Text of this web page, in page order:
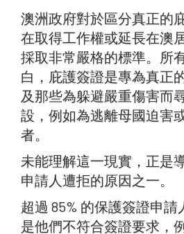
澳洲政府對於區分真正的
在取得工作權或延長在澳
採取非常嚴格的標準。所
白，庇護簽證是專為真正
及那些為躲避嚴重傷害而
設，例如為逃離母國迫害
者。
未能理解這一現實，正是
申請人遭拒的原因之一。
超過 85% 的保護簽證申
是他們不符合簽證要求，